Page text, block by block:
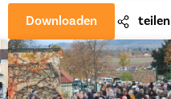
Downloaden teilen